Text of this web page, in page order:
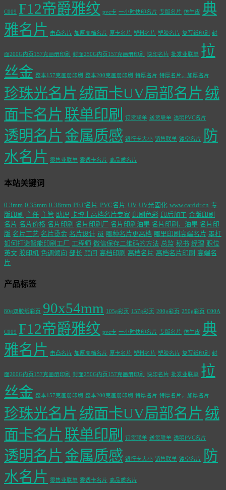
C009 F12帝爵雅纹 pvc卡 一小时快印名片 专版名片 仿牛皮 典
雅名片 击凸名片 加厚高档名片 厚卡名片 塑料名片 塑胶名片 复写纸印刷 封
面200G内页157克画册印刷 封面250G内页157克画册印刷 快印名片 批发业联单 拉
丝金 整本157克画册印刷 整本200克画册印刷 特厚名片 特厚名片，加厚名片
珍珠光名片 绒面卡UV局部名片 绒
面卡名片 联单印刷 订货联单 送货联单 透明PVC名片
透明名片 金属质感 银行卡大小 销售联单 镂空名片
防
水名片 零售业联单 雾透卡名片 高品质名片
本站关键词
0.3mm 0.35mm 0.38mm PET名片 PVC名片 UV UV光固化 www.carddr.cn 专
版印刷 主任 主管 助理 卡博士高档名片专家 印刷色彩 印后加工 合版印刷
名片 名片价格 名片印刷 名片印刷厂 名片印刷油墨 名片印刷，油墨 名片印
版 名片工艺 名片烫金 名片设计 员 哪种名片更高档 哪里印刷高端名片 墨杠
如何打造智能印刷工厂 工程师 微信保存二维码的方法 总监 秘书 经理 职位
英文 胶印机 色调倾向 部长 顾问 高档印刷 高档名片 高档名片印刷 高端名
片
产品标签
80g双胶纸彩页 90x54mm 105g彩页 157g彩页 200g彩页 250g彩页 C00A
C009 F12帝爵雅纹 pvc卡 一小时快印名片 专版名片 仿牛皮 典
雅名片 击凸名片 加厚高档名片 厚卡名片 塑料名片 塑胶名片 复写纸印刷 封
面200G内页157克画册印刷 封面250G内页157克画册印刷 快印名片 批发业联单 拉
丝金 整本157克画册印刷 整本200克画册印刷 特厚名片 特厚名片，加厚名片
珍珠光名片 绒面卡UV局部名片 绒
面卡名片 联单印刷 订货联单 送货联单 透明PVC名片
透明名片 金属质感 银行卡大小 销售联单 镂空名片
防
水名片 零售业联单 雾透卡名片 高品质名片